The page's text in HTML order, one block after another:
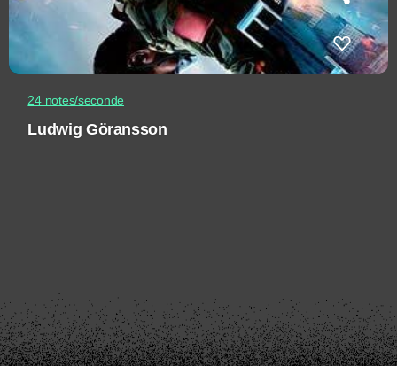
24 notes/seconde
Ludwig Göransson